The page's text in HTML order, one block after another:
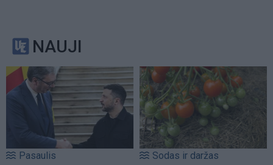
NAUJI
Pasaulis Sodas ir daržas